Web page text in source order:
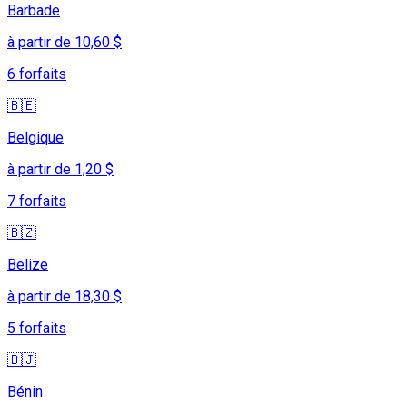
Barbade
à partir de 10,60 $
6 forfaits
🇧🇪
Belgique
à partir de 1,20 $
7 forfaits
🇧🇿
Belize
à partir de 18,30 $
5 forfaits
🇧🇯
Bénin